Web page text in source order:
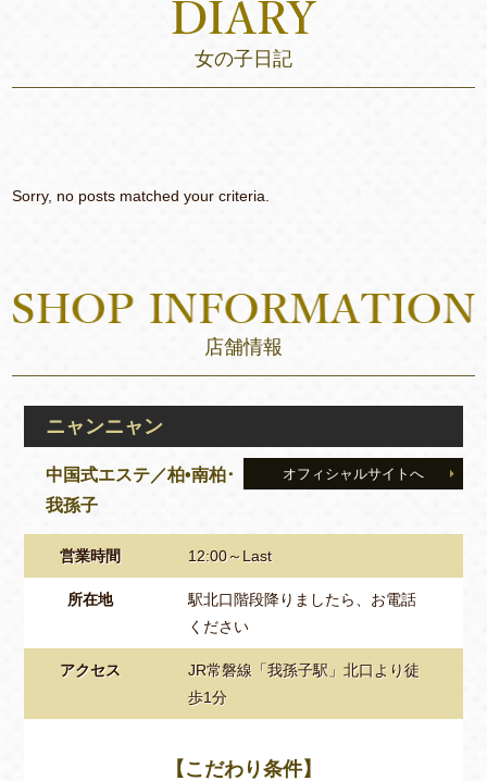
女の子日記
Sorry, no posts matched your criteria.
店舗情報
ニャンニャン
オフィシャルサイトへ
中国式エステ／柏•南柏･
我孫子
営業時間 12:00～Last
所在地
駅北口階段降りましたら、お電話
ください
アクセス
JR常磐線「我孫子駅」北口より徒
歩1分
【こだわり条件】